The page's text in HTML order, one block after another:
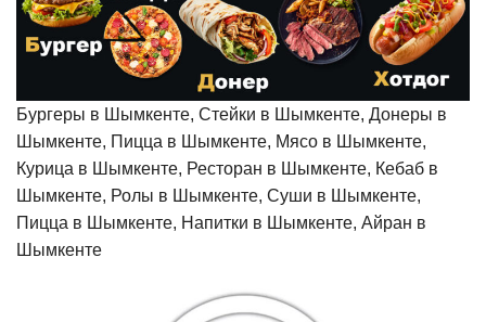
Бургеры в Шымкенте, Стейки в Шымкенте, Донеры в
Шымкенте, Пицца в Шымкенте, Мясо в Шымкенте,
Курица в Шымкенте, Ресторан в Шымкенте, Кебаб в
Шымкенте, Ролы в Шымкенте, Суши в Шымкенте,
Пицца в Шымкенте, Напитки в Шымкенте, Айран в
Шымкенте